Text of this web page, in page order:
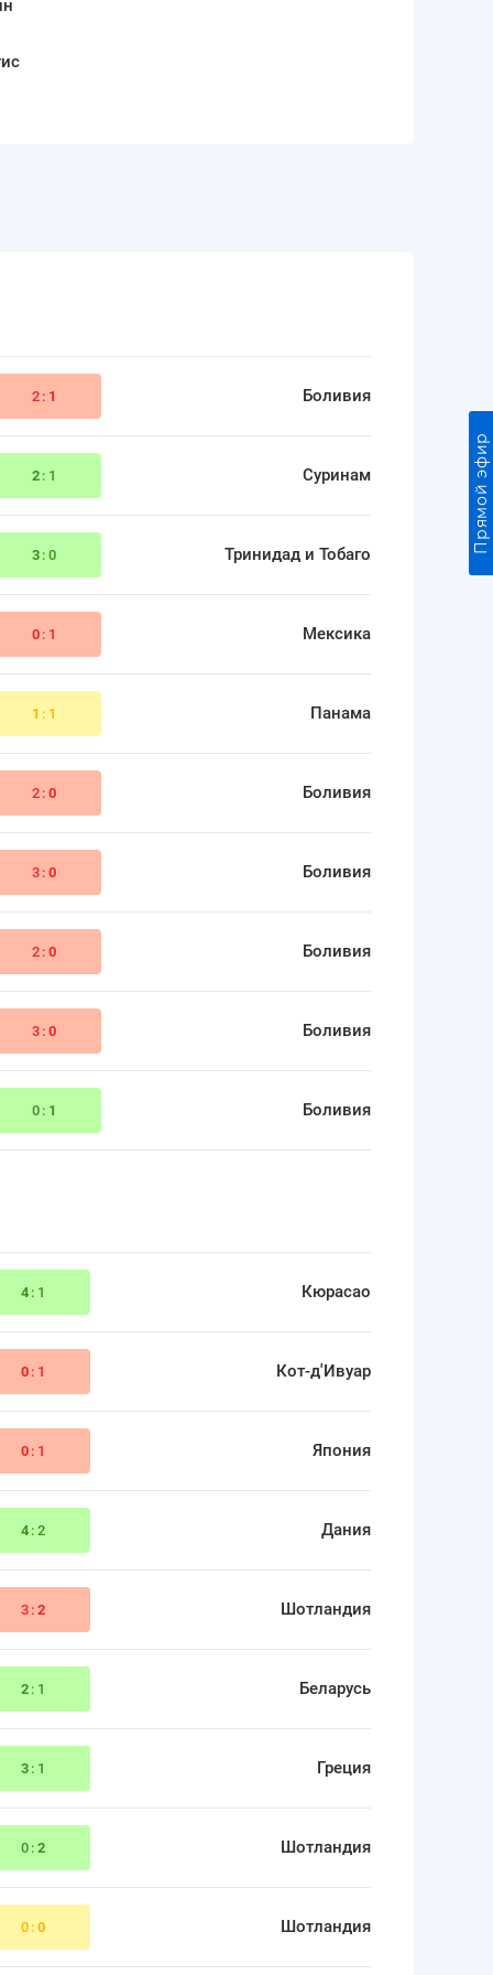
2: 1 Боливия
2 :1 Суринам
3 :0 Тринидад и Тобаго
0 :1 Мексика
1 :1 Панама
2: 0 Боливия
3: 0 Боливия
2: 0 Боливия
3: 0 Боливия
0: 1 Боливия
4 :1 Кюрасао
0 :1 Кот-д'Ивуар
0 :1 Япония
4 :2 Дания
3: 2 Шотландия
2 :1 Беларусь
3 :1 Греция
0: 2 Шотландия
0: 0 Шотландия
Прямой эфир